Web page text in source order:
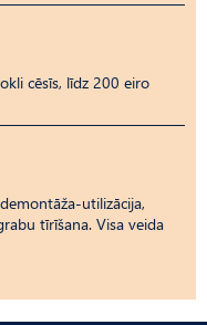
cēsīs, līdz 200 eiro
utilizācija,
tīrīšana. Visa veida